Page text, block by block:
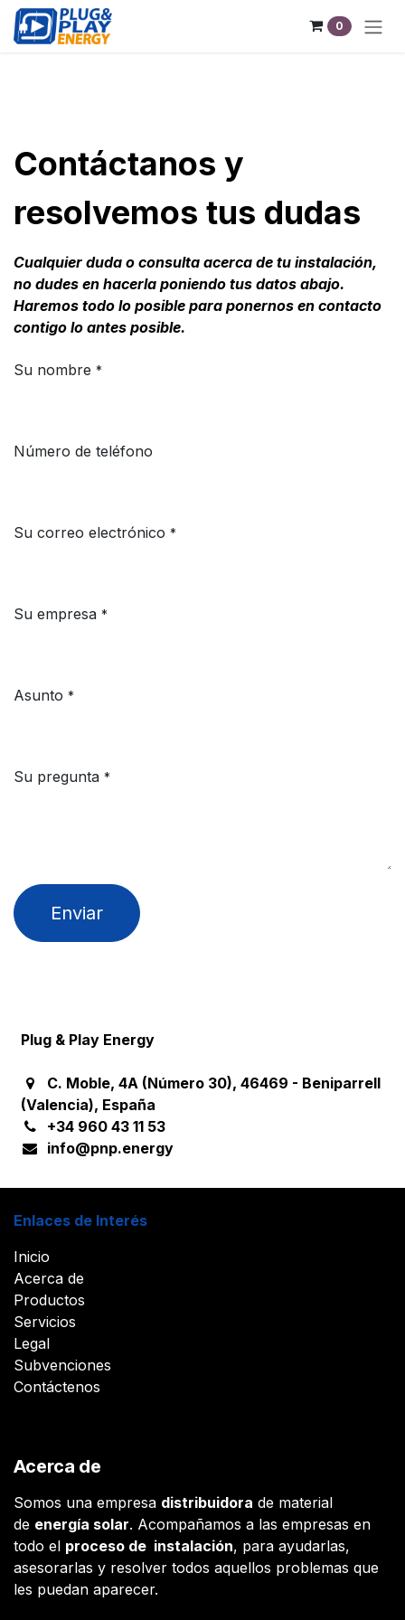
Ir al contenido
0
Contáctanos y
resolvemos tus dudas
Cualquier duda o consulta acerca de tu instalación,
no dudes en hacerla poniendo tus datos abajo.
Haremos todo lo posible para ponernos en contacto
contigo lo antes posible.
Su nombre *
Número de teléfono
Su correo electrónico *
Su empresa *
Asunto *
Su pregunta *
Enviar
Plug & Play Energy
C. Moble, 4A (Número 30), 46469 - Beniparrell
(Valencia), España
+34 960 43 11 53
info@pnp.energy
Enlaces de Interés
Inicio
Acerca de
Productos
Servicios
Legal
Subvenciones
Contáctenos
Acerca de
Somos una empresa distribuidora de material
de energía solar. Acompañamos a las empresas en
todo el proceso de instalación, para ayudarlas,
asesorarlas y resolver todos aquellos problemas que
les puedan aparecer.